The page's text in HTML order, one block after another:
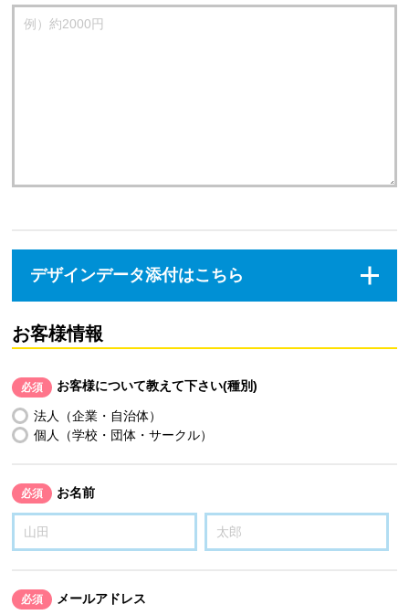
デザインデータ添付はこちら
お客様情報
必須 お客様について教えて下さい(種別)
法人（企業・自治体）
個人（学校・団体・サークル）
必須 お名前
必須 メールアドレス